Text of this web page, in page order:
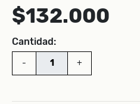
$132.000
Cantidad:
- +